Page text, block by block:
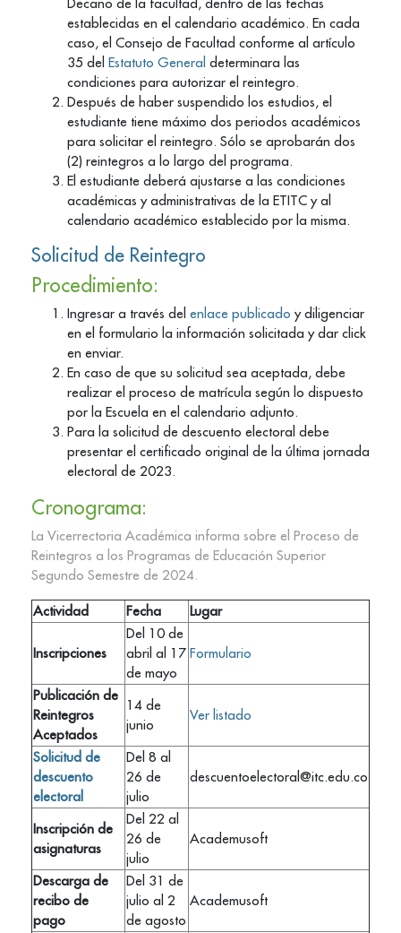
establecidas en el calendario académico. En cada
caso, el Consejo de Facultad conforme al artículo
35 del Estatuto General determinara las
condiciones para autorizar el reintegro.
Después de haber suspendido los estudios, el
estudiante tiene máximo dos periodos académicos
para solicitar el reintegro. Sólo se aprobarán dos
(2) reintegros a lo largo del programa.
El estudiante deberá ajustarse a las condiciones
académicas y administrativas de la ETITC y al
calendario académico establecido por la misma.
Solicitud de Reintegro
Procedimiento:
Ingresar a través del enlace publicado y diligenciar
en el formulario la información solicitada y dar click
en enviar.
En caso de que su solicitud sea aceptada, debe
realizar el proceso de matrícula según lo dispuesto
por la Escuela en el calendario adjunto.
Para la solicitud de descuento electoral debe
presentar el certificado original de la última jornada
electoral de 2023.
Cronograma:
La Vicerrectoria Académica informa sobre el Proceso de
Reintegros a los Programas de Educación Superior
Segundo Semestre de 2024.
Actividad Fecha Lugar
Inscripciones
Del 10 de
abril al 17
de mayo
Formulario
Publicación de
Reintegros
Aceptados
14 de
junio
Ver listado
Solicitud de
descuento
electoral
Del 8 al
26 de
julio
descuentoelectoral@itc.edu.co
Inscripción de
asignaturas
Del 22 al
26 de
julio
Academusoft
Descarga de
recibo de
pago
Del 31 de
julio al 2
de agosto
Academusoft